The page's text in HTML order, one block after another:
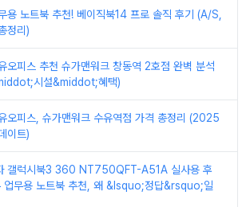
용 노트북 추천! 베이직북14 프로 솔직 후기 (A/S,
정리)
오피스 추천 슈가맨워크 창동역 2호점 완벽 분석
시설&middot;혜택)
오피스, 슈가맨워크 수유역점 가격 총정리 (2025
이트)
갤럭시북3 360 NT750QFT-A51A 실사용 후
업무용 노트북 추천, 왜 &lsquo;정답&rsquo;일